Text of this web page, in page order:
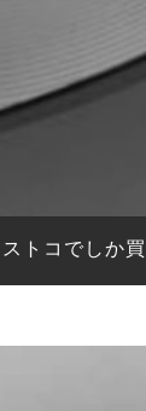
ストコでしか